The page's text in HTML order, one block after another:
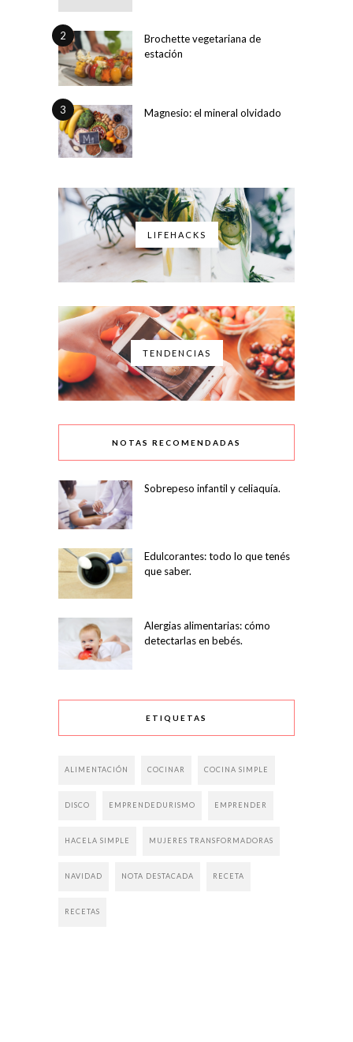
2
Brochette vegetariana de
estación
3 Magnesio: el mineral olvidado
LIFEHACKS
TENDENCIAS
NOTAS RECOMENDADAS
Sobrepeso infantil y celiaquía.
Edulcorantes: todo lo que tenés
que saber.
Alergias alimentarias: cómo
detectarlas en bebés.
ETIQUETAS
ALIMENTACIÓN COCINAR COCINA SIMPLE
DISCO EMPRENDEDURISMO EMPRENDER
HACELA SIMPLE MUJERES TRANSFORMADORAS
NAVIDAD NOTA DESTACADA RECETA
RECETAS